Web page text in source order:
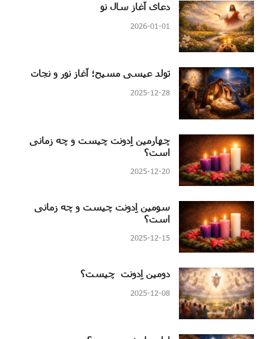
دعای آغاز سال نو
2026-01-01
تولد عیسی مسیح؛ آغاز نور و نجات
2025-12-28
چهارمین اِدونت چیست و چه زمانی
است؟
2025-12-20
سومین اِدونت چیست و چه زمانی
است؟
2025-12-15
دومین اِدونت چیست؟
2025-12-08